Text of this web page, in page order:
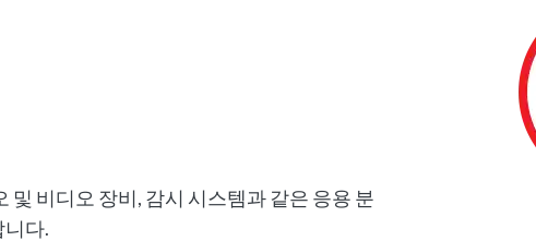
및 비디오 장비, 감시 시스템과 같은 응용 분
니다.